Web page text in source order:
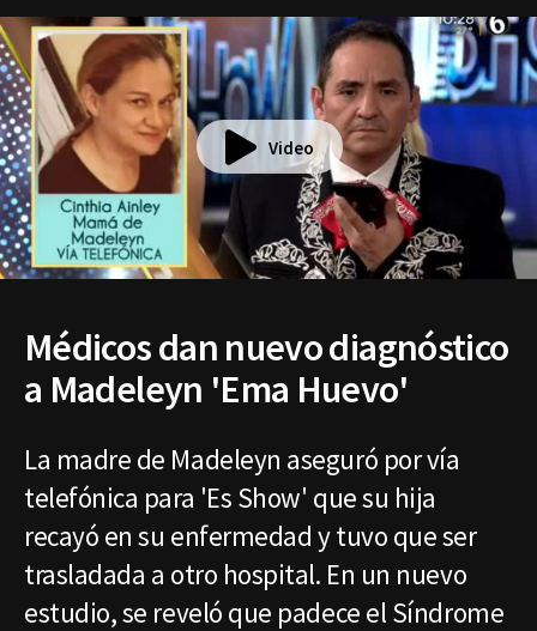
Video
Médicos dan nuevo diagnóstico
a Madeleyn 'Ema Huevo'
La madre de Madeleyn aseguró por vía
telefónica para 'Es Show' que su hija
recayó en su enfermedad y tuvo que ser
trasladada a otro hospital. En un nuevo
estudio, se reveló que padece el Síndrome